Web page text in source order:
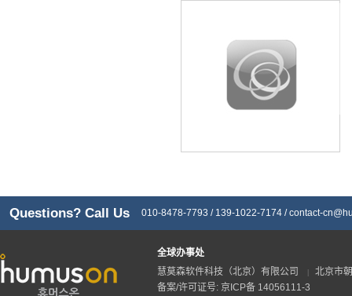
Questions? Call Us 010-8478-7793 / 139-1022-7174 /contact-
全球办事处
慧莫森软件科技（北京）有限公司
北京市
备案/许可证号: 京ICP备 14056111-3